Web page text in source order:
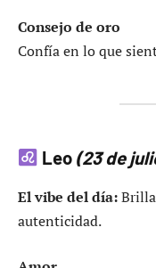
Consejo de oro
Confía en lo que
Leo (23 de
El vibe del día:
autenticidad.